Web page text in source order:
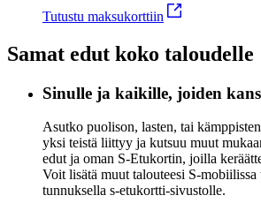
Tutustu maksukorttiin
Samat edut koko taloudelle
Sinulle ja kaikille, joiden
Asutko puolison, lasten, tai
yksi teistä liittyy ja kutsuu muut
edut ja oman S-Etukortin, joilla
Voit lisätä muut talouteesi S-
tunnuksella s-etukortti-sivustolle.